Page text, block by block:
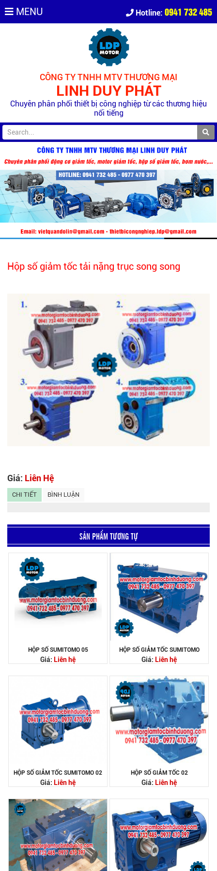
MENU Hotline: 0941 732 485
CÔNG TY TNHH MTV THƯƠNG MẠI
LINH DUY PHÁT
Chuyên phân phối thiết bị công nghiệp từ các thương hiệu
nổi tiếng
Hộp số giảm tốc tải nặng trục song song
Giá: Liên Hệ
CHI TIẾT BÌNH LUẬN
SẢN PHẨM TƯƠNG TỰ
HỘP SỐ SUMITOMO 05
Giá: Liên hệ
HỘP SỐ GIẢM TỐC SUMITOMO
Giá: Liên hệ
HỘP SỐ GIẢM TỐC SUMITOMO 02
Giá: Liên hệ
HỘP SỐ GIẢM TỐC 02
Giá: Liên hệ